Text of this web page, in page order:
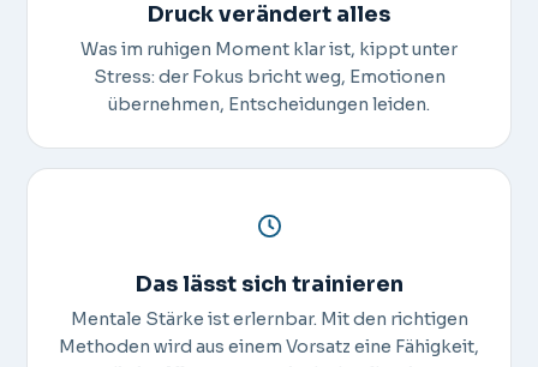
Druck verändert alles
Was im ruhigen Moment klar ist, kippt unter
Stress: der Fokus bricht weg, Emotionen
übernehmen, Entscheidungen leiden.
Das lässt sich trainieren
Mentale Stärke ist erlernbar. Mit den richtigen
Methoden wird aus einem Vorsatz eine Fähigkeit,